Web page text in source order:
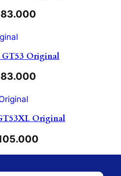
83.000
Original
83.000
Original